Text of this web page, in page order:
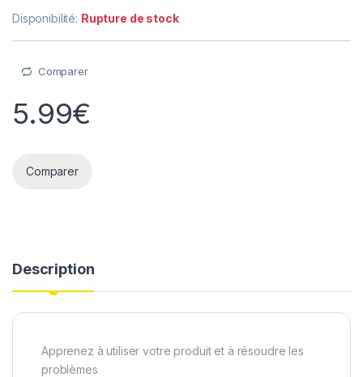
Disponibilité: Rupture de stock
Comparer
5.99€
Comparer
Description
Apprenez à utiliser votre produit et à résoudre les
problèmes